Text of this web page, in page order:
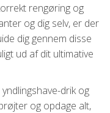
rengøring og
og dig selv, er der
dig gennem disse
ud af dit ultimative
drik og
og opdage alt,